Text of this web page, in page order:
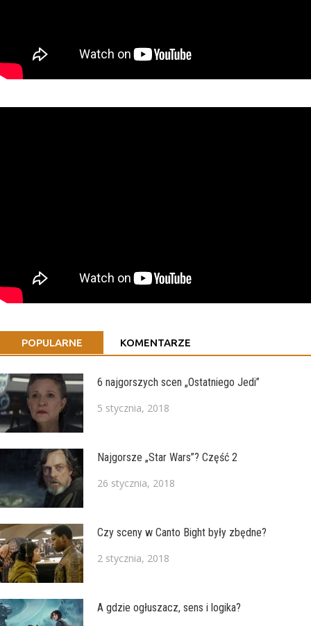
POPULARNE KOMENTARZE
6 najgorszych scen „Ostatniego Jedi”
5 stycznia, 2018
Najgorsze „Star Wars”? Część 2
26 stycznia, 2018
Czy sceny w Canto Bight były zbędne?
2 stycznia, 2018
A gdzie ogłuszacz, sens i logika?